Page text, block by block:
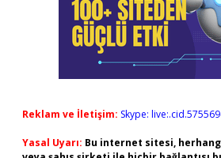
Reklam ve İletişim: Skype:
Yasal Uyarı: Bu internet sitesi,